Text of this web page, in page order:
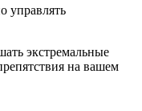
управлять
экстремальные
на вашем